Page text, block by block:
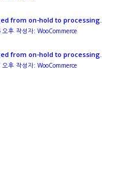
from on-hold to processing.
후 작성자: WooCommerce
from on-hold to processing.
후 작성자: WooCommerce